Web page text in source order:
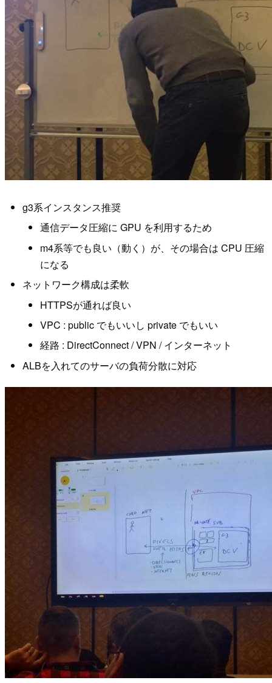
g3系インスタンス推奨
通信データ圧縮に GPU を利用するため
m4系等でも良い（動く）が、その場合は CPU 圧縮
になる
ネットワーク構成は柔軟
HTTPSが通れば良い
VPC : public でもいいし private でもいい
経路 : DirectConnect / VPN / インターネット
ALBを入れてのサーバの負荷分散に対応